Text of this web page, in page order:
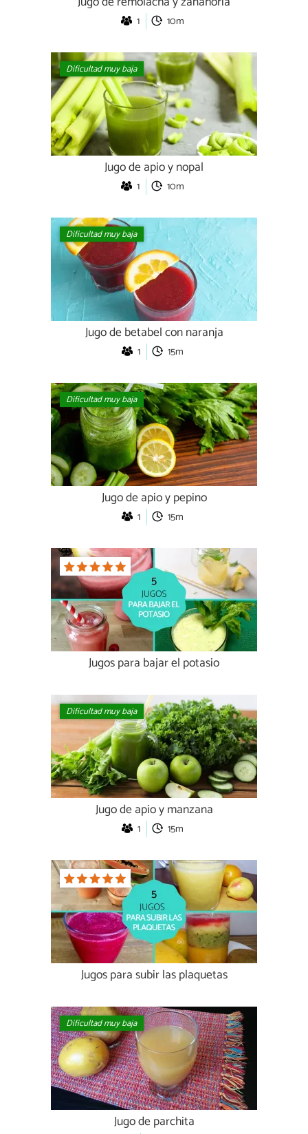
1 10m
Dificultad muy baja
Jugo de apio y nopal
1 10m
Dificultad muy baja
Jugo de betabel con naranja
1 15m
Dificultad muy baja
Jugo de apio y pepino
1 15m
Jugos para bajar el potasio
Dificultad muy baja
Jugo de apio y manzana
1 15m
Jugos para subir las plaquetas
Dificultad muy baja
Jugo de parchita